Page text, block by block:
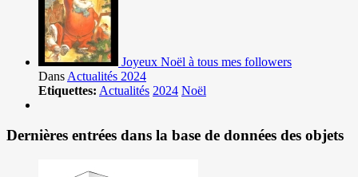
Joyeux Noël à tous mes followers
Dans Actualités 2024
Etiquettes: Actualités 2024 Noël
Dernières entrées dans la base de données des objets